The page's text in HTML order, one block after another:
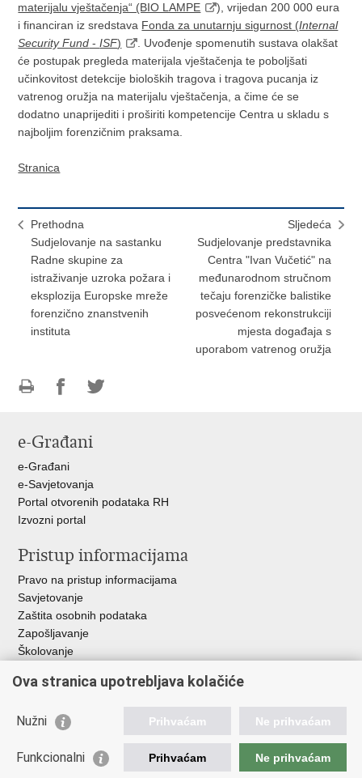
materijalu vještačenja“ (BIO LAMPE
), vrijedan 200 000 eura
i financiran iz sredstava Fonda za unutarnju sigurnost (Internal
Security Fund -ISF)
. Uvođenje spomenutih sustava olakšat
će postupak pregleda materijala vještačenja te poboljšati
učinkovitost detekcije bioloških tragova i tragova pucanja iz
vatrenog oružja na materijalu vještačenja, a čime će se
dodatno unaprijediti i proširiti kompetencije Centra u skladu s
najboljim forenzičnim praksama.
Stranica
Prethodna
Sudjelovanje na sastanku
Radne skupine za
istraživanje uzroka požara i
eksplozija Europske mreže
forenzično znanstvenih
instituta
Sljedeća
Sudjelovanje predstavnika
Centra "Ivan Vučetić" na
međunarodnom stručnom
tečaju forenzičke balistike
posvećenom rekonstrukciji
mjesta događaja s
uporabom vatrenog oružja
FacebookuTwitteru
e-Građani
e-Građani
e-Savjetovanja
Portal otvorenih podataka RH
Izvozni portal
Pristup informacijama
Pravo na pristup informacijama
Savjetovanje
Zaštita osobnih podataka
Zapošljavanje
Školovanje
Važne poveznice
Ministarstvo unutarnjih poslova
Sindikati
Dom zdravlja MUP-a
Ova stranica upotrebljava kolačiće
Nužni Prihvaćam Ne prihvaćam
Funkcionalni Prihvaćam Ne prihvaćam